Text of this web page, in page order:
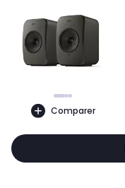
Comparer